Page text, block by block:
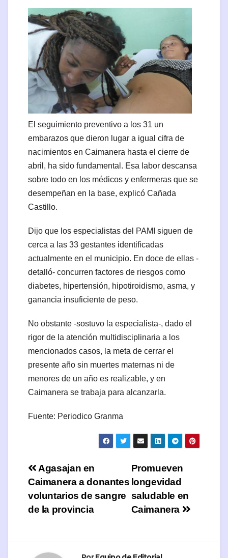
El seguimiento preventivo a los 31 un
embarazos que dieron lugar a igual cifra de
nacimientos en Caimanera hasta el cierre de
abril, ha sido fundamental. Esa labor descansa
sobre todo en los médicos y enfermeras que se
desempeñan en la base, explicó Cañada
Castillo.
Dijo que los especialistas del PAMI siguen de
cerca a las 33 gestantes identificadas
actualmente en el municipio. En doce de ellas -
detalló- concurren factores de riesgos como
diabetes, hipertensión, hipotiroidismo, asma, y
ganancia insuficiente de peso.
No obstante -sostuvo la especialista-, dado el
rigor de la atención multidisciplinaria a los
mencionados casos, la meta de cerrar el
presente año sin muertes maternas ni de
menores de un año es realizable, y en
Caimanera se trabaja para alcanzarla.
Fuente: Periodico Granma
Navegación
de
entradas
Promueven
longevidad
saludable en
Caimanera
Agasajan en
Caimanera a donantes
voluntarios de sangre
de la provincia